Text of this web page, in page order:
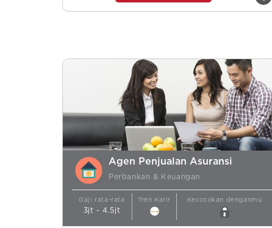
Agen Penjualan Asuransi
Perbankan & Keuangan
Gaji rata-rata
3jt - 4.5jt
Tren Karir Kecocokan denganmu